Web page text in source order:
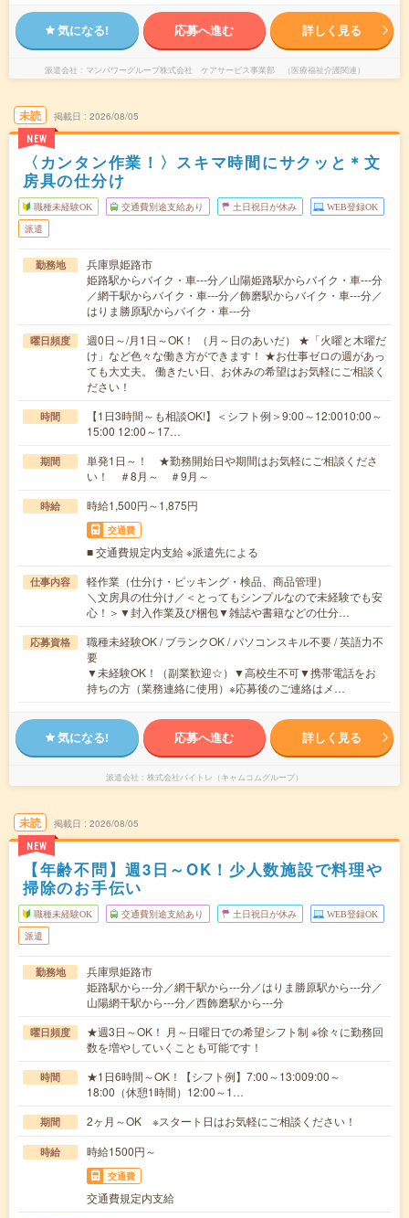
気になる! 応募へ進む 詳しく見る
派遣会社 マンパワーグループ株式会社 ケアサービス事業部 （医療福祉介護関連）
未読
NEW
掲載日 2026/08/05
〈カンタン作業！〉スキマ時間にサクッと＊文
房具の仕分け
職種未経験OK 交通費別途支給あり 土日祝日が休み WEB登録OK
派遣
勤務地
兵庫県姫路市
姫路駅からバイク・車---分／山陽姫路駅からバイク・車---分
／網干駅からバイク・車---分／飾磨駅からバイク・車---分／
はりま勝原駅からバイク・車---分
曜日頻度
週0日～/月1日～OK！ （月～日のあいだ） ★「火曜と木曜だ
け」など色々な働き方ができます！ ★お仕事ゼロの週があっ
ても大丈夫。 働きたい日、お休みの希望はお気軽にご相談く
ださい！
時間
【1日3時間～も相談OK!】＜シフト例＞9:00～12:0010:00～
15:00 12:00～17…
期間
単発1日～！ ★勤務開始日や期間はお気軽にご相談くださ
い！ ＃8月～ ＃9月～
時給 時給1,500円～1,875円
交通費
■ 交通費規定内支給 ※派遣先による
仕事内容
軽作業（仕分け・ピッキング・検品、商品管理）
＼文房具の仕分け／＜とってもシンプルなので未経験でも安
心！＞▼封入作業及び梱包▼雑誌や書籍などの仕分…
応募資格
職種未経験OK / ブランクOK / パソコンスキル不要 / 英語力不
要
▼未経験OK！（副業歓迎☆）▼高校生不可▼携帯電話をお
持ちの方（業務連絡に使用）※応募後のご連絡はメ…
気になる! 応募へ進む 詳しく見る
派遣会社 株式会社バイトレ（キャムコムグループ）
未読
NEW
掲載日 2026/08/05
【年齢不問】週3日～OK！少人数施設で料理や
掃除のお手伝い
職種未経験OK 交通費別途支給あり 土日祝日が休み WEB登録OK
派遣
勤務地
兵庫県姫路市
姫路駅から---分／網干駅から---分／はりま勝原駅から---分／
山陽網干駅から---分／西飾磨駅から---分
曜日頻度
★週3日～OK！ 月～日曜日での希望シフト制 ※徐々に勤務回
数を増やしていくことも可能です！
時間
★1日6時間～OK！【シフト例】7:00～13:009:00～
18:00（休憩1時間）12:00～1…
期間 2ヶ月～OK ※スタート日はお気軽にご相談ください！
時給 時給1500円～
交通費
交通費規定内支給